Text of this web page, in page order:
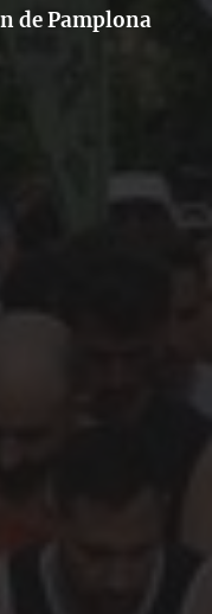
de Pamplona